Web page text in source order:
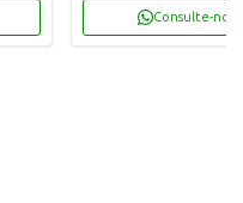
Consulte-nos